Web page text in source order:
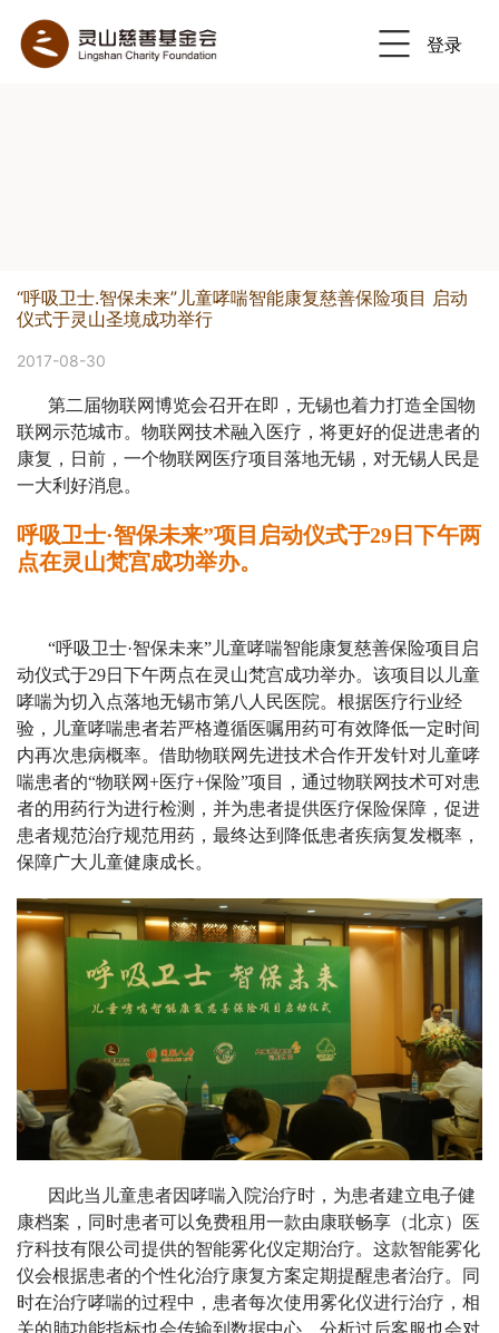
登录
“呼吸卫士.智保未来”儿童哮喘智能康复慈善保险项目 启动
仪式于灵山圣境成功举行
2017-08-30
第二届物联网博览会召开在即，无锡也着力打造全国物
联网示范城市。物联网技术融入医疗，将更好的促进患者的
康复，日前，一个物联网医疗项目落地无锡，对无锡人民是
一大利好消息。
呼吸卫士·智保未来”项目启动仪式于29日下午两
点在灵山梵宫成功举办。
“呼吸卫士·智保未来”儿童哮喘智能康复慈善保险项目启
动仪式于29日下午两点在灵山梵宫成功举办。该项目以儿童
哮喘为切入点落地无锡市第八人民医院。根据医疗行业经
验，儿童哮喘患者若严格遵循医嘱用药可有效降低一定时间
内再次患病概率。借助物联网先进技术合作开发针对儿童哮
喘患者的“物联网+医疗+保险”项目，通过物联网技术可对患
者的用药行为进行检测，并为患者提供医疗保险保障，促进
患者规范治疗规范用药，最终达到降低患者疾病复发概率，
保障广大儿童健康成长。
因此当儿童患者因哮喘入院治疗时，为患者建立电子健
康档案，同时患者可以免费租用一款由康联畅享（北京）医
疗科技有限公司提供的智能雾化仪定期治疗。这款智能雾化
仪会根据患者的个性化治疗康复方案定期提醒患者治疗。同
时在治疗哮喘的过程中，患者每次使用雾化仪进行治疗，相
关的肺功能指标也会传输到数据中心，分析过后客服也会对